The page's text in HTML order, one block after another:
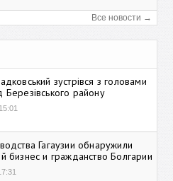
Все новости →
зустрівся з головами
Березівського району
Гагаузии обнаружили
бизнес и гражданство Болгарии